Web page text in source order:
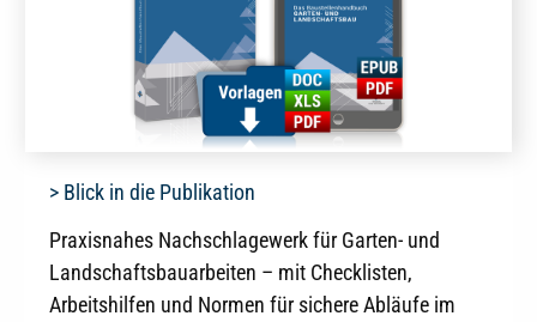
> Blick in die Publikation
Praxisnahes Nachschlagewerk für Garten- und
Landschaftsbauarbeiten – mit Checklisten,
Arbeitshilfen und Normen für sichere Abläufe im